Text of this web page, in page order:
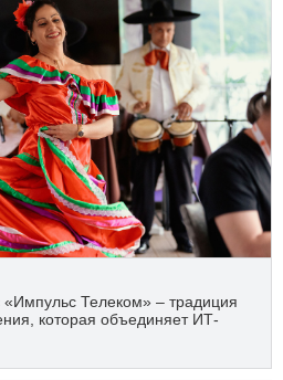
«Импульс Телеком» – традиция
которая объединяет ИТ-